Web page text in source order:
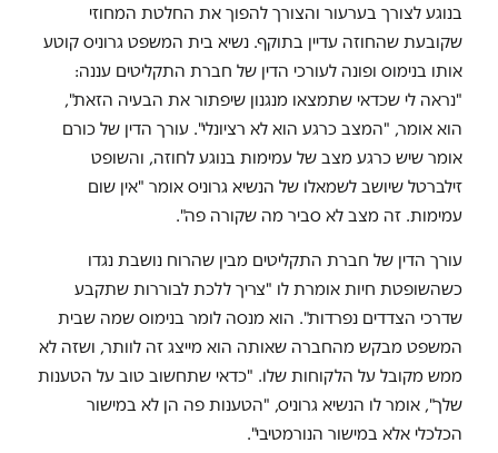
בנוגע לצורך בערעור והצורך להפוך את החלטת המחוזי
שקובעת שהחוזה עדיין בתוקף. נשיא בית המשפט גרוניס קוטע
אותו בנימוס ופונה לעורכי הדין של חברת התקליטים עננה:
"נראה לי שכדאי שתמצאו מנגנון שיפתור את הבעיה הזאת",
הוא אומר, "המצב כרגע הוא לא רציונלי". עורך הדין של כורם
אומר שיש כרגע מצב של עמימות בנוגע לחוזה, והשופט
זילברטל שיושב לשמאלו של הנשיא גרוניס אומר "אין שום
עמימות. זה מצב לא סביר מה שקורה פה".
עורך הדין של חברת התקליטים מבין שהרוח נושבת נגדו
כשהשופטת חיות אומרת לו "צריך ללכת לבוררות שתקבע
שדרכי הצדדים נפרדות". הוא מנסה לומר בנימוס שמה שבית
המשפט מבקש מהחברה שאותה הוא מייצג זה לוותר, ושזה לא
ממש מקובל על הלקוחות שלו. "כדאי שתחשוב טוב על הטענות
שלך", אומר לו הנשיא גרוניס, "הטענות פה הן לא במישור
הכלכלי אלא במישור הנורמטיבי".